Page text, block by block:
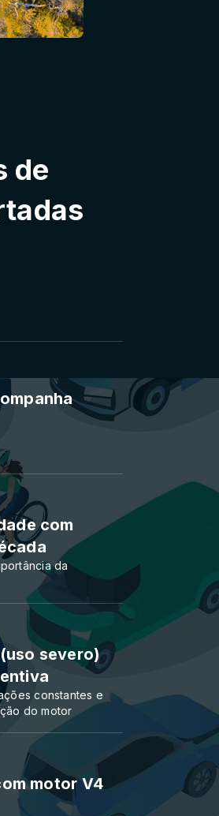
de
com
da
severo)
constantes e
do motor
motor V4